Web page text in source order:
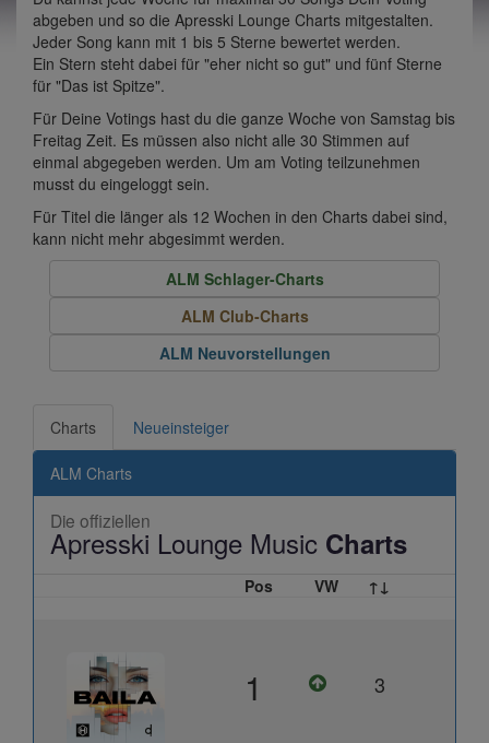
abgeben und so die Apresski Lounge Charts mitgestalten.
Jeder Song kann mit 1 bis 5 Sterne bewertet werden.
Ein Stern steht dabei für "eher nicht so gut" und fünf Sterne
für "Das ist Spitze".
Für Deine Votings hast du die ganze Woche von Samstag bis
Freitag Zeit. Es müssen also nicht alle 30 Stimmen auf
einmal abgegeben werden. Um am Voting teilzunehmen
musst du eingeloggt sein.
Für Titel die länger als 12 Wochen in den Charts dabei sind,
kann nicht mehr abgesimmt werden.
ALM Schlager-Charts
ALM Club-Charts
ALM Neuvorstellungen
Charts Neueinsteiger
ALM Charts
Die offiziellen
Apresski Lounge Music Charts
Pos VW ↑↓
1 3